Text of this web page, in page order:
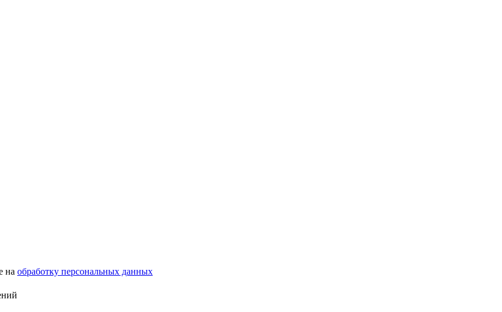
на обработку персональных данных